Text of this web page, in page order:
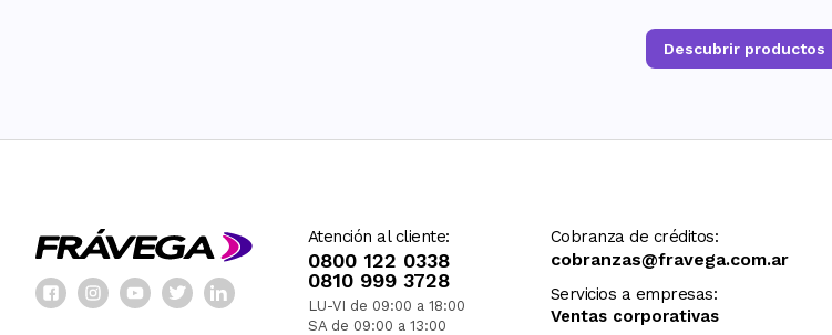
Descubrir productos
Atención al cliente:
0800 122 0338
0810 999 3728
LU-VI de 09:00 a 18:00
SA de 09:00 a 13:00
Cobranza de créditos:
cobranzas@fravega.com.ar
Servicios a empresas:
Ventas corporativas